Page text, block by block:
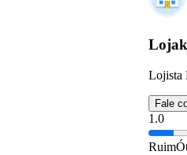
Lojista
Fale
1.0
Ruim